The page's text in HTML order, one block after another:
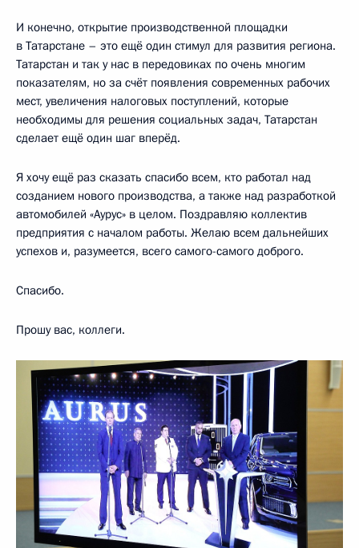
И конечно, открытие производственной площадки
в Татарстане – это ещё один стимул для развития региона.
Татарстан и так у нас в передовиках по очень многим
показателям, но за счёт появления современных рабочих
мест, увеличения налоговых поступлений, которые
необходимы для решения социальных задач, Татарстан
сделает ещё один шаг вперёд.
Я хочу ещё раз сказать спасибо всем, кто работал над
созданием нового производства, а также над разработкой
автомобилей «Аурус» в целом. Поздравляю коллектив
предприятия с началом работы. Желаю всем дальнейших
успехов и, разумеется, всего самого-самого доброго.
Спасибо.
Прошу вас, коллеги.